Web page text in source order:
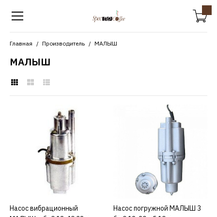
Главная Производитель МАЛЫШ
МАЛЫШ
Насос вибрационный
МАЛЫШ м бв0,12-40 32 м
КУПИТЬ
ДОБАВИТЬ К СРАВНЕНИЮ
КУПИТЬ
Насос вибрационный
КУПИТЬ
Насос погружной МАЛЫШ 3